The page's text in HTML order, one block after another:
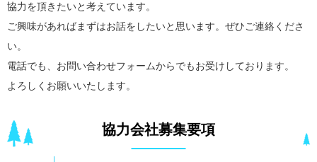
協力を頂きたいと考えています。
ご興味があればまずはお話をしたいと思います。ぜひご連絡くださ
い。
電話でも、お問い合わせフォームからでもお受けしております。
よろしくお願いいたします。
協力会社募集要項